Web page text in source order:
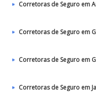
Corretoras de Seguro em
Corretoras de Seguro em
Corretoras de Seguro em
Corretoras de Seguro em